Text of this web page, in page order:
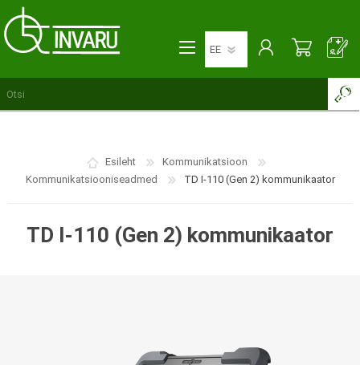
Esileht
Kommunikatsioon
Kommunikatsiooniseadmed
TD I-110 (Gen 2) kommunikaator
TD I-110 (Gen 2) kommunikaator